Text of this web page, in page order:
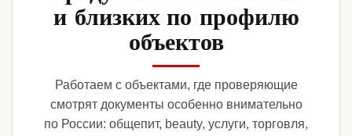
и близких по профилю
объектов
Работаем с объектами, где проверяющие
смотрят документы особенно внимательно
по России: общепит, beauty, услуги, торговля,